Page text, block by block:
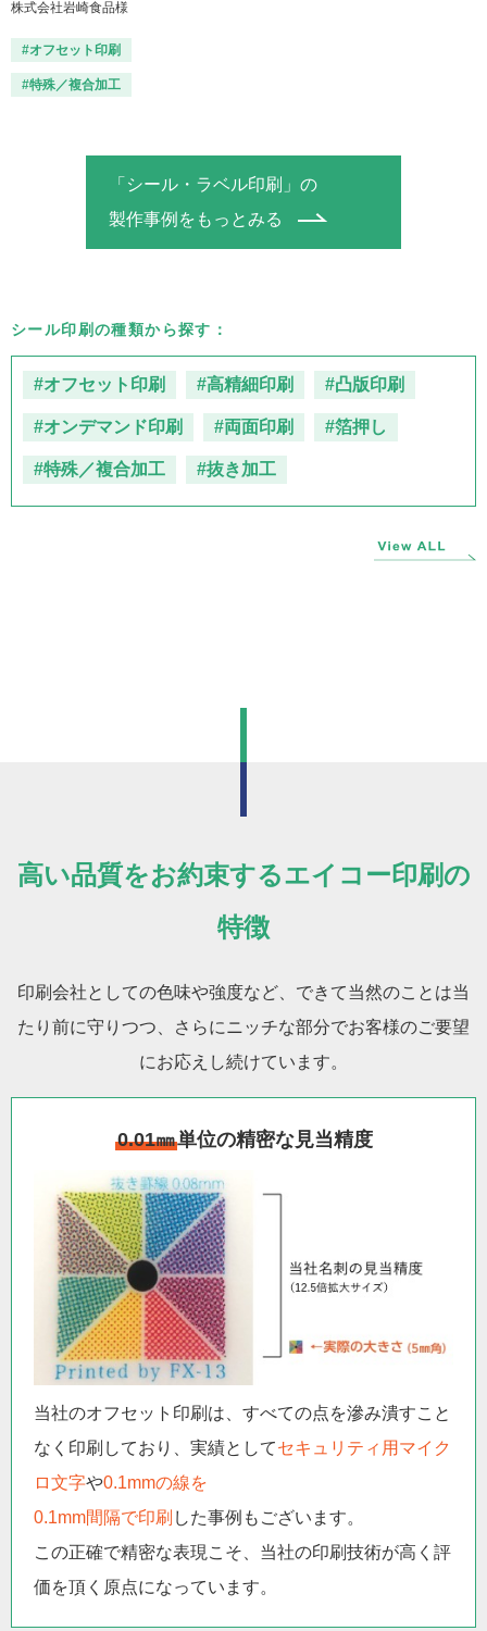
株式会社岩崎食品様
#オフセット印刷
#特殊／複合加工
「シール・ラベル印刷」の
製作事例をもっとみる
シール印刷の種類から探す：
#オフセット印刷 #高精細印刷 #凸版印刷
#オンデマンド印刷 #両面印刷 #箔押し
#特殊／複合加工 #抜き加工
高い品質をお約束するエイコー印刷の
特徴
印刷会社としての色味や強度など、できて当然のことは当
たり前に守りつつ、さらにニッチな部分でお客様のご要望
にお応えし続けています。
0.01㎜単位の精密な見当精度
当社のオフセット印刷は、すべての点を滲み潰すこと
なく印刷しており、実績としてセキュリティ用マイク
ロ文字や0.1mmの線を
0.1mm間隔で印刷 した事例もございます。
この正確で精密な表現こそ、当社の印刷技術が高く評
価を頂く原点になっています。